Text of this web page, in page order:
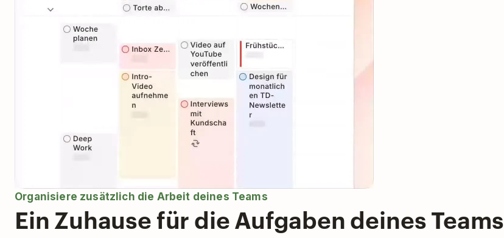
Organisiere zusätzlich die Arbeit deines Teams
Ein Zuhause für die Aufgaben deines Teams